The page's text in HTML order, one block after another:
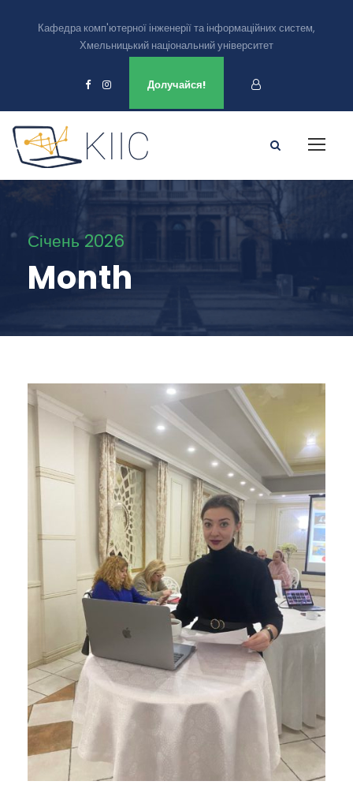
Кафедра комп'ютерної інженерії та інформаційних систем,
Хмельницький національний університет
Долучайся!
Січень 2026
Month